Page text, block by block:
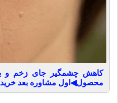
محصول◀اول مشاوره بعد خرید